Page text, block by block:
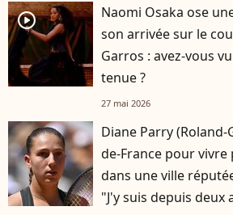
player2
Naomi Osaka ose
son arrivée sur le
Garros : avez-vous
tenue ?
27 mai 2026
Diane Parry
de-France pour vivre
dans une ville
"J'y suis depuis deux